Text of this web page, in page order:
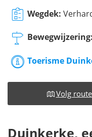
Wegdek:
Bewegwijzering:
Toerisme
Volg
Duinkerke,